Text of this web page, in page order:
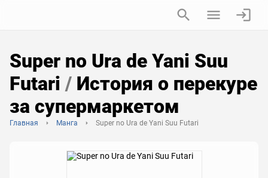
Super no Ura de Yani Suu
Futari / История о перекуре
за супермаркетом
Главная Манга Super no Ura de Yani Suu Futari